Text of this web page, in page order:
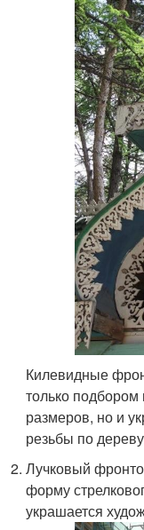
Килевидные
только
размеров, но и
резьбы по дереву
Лучковый
форму
украшается